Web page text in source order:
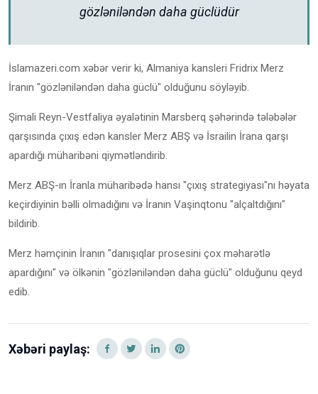
gözləniləndən daha güclüdür
İslamazeri.com xəbər verir ki, Almaniya kansleri Fridrix Merz
İranın "gözləniləndən daha güclü" olduğunu söyləyib.
Şimali Reyn-Vestfaliya əyalətinin Marsberq şəhərində tələbələr
qarşısında çıxış edən kansler Merz ABŞ və İsrailin İrana qarşı
apardığı müharibəni qiymətləndirib.
Merz ABŞ-ın İranla müharibədə hansı "çıxış strategiyası"nı həyata
keçirdiyinin bəlli olmadığını və İranın Vaşinqtonu "alçaltdığını"
bildirib.
Merz həmçinin İranın "danışıqlar prosesini çox məharətlə
apardığını" və ölkənin "gözləniləndən daha güclü" olduğunu qeyd
edib.
Xəbəri paylaş: